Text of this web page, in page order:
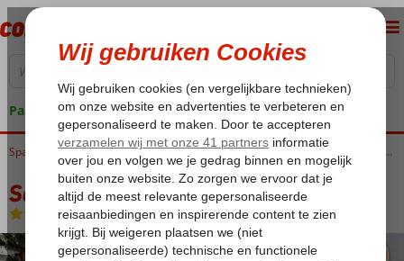
Pakketgarantie
Home Canarische Eilanden Gran Canaria Playa del Ingles Servatur Playa Bonita
Servatur Playa Bonita
Logies en ontbijt -Hotel